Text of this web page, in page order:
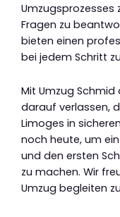
Umzugsprozesses
Fragen zu
bieten einen
bei jedem Schritt
Mit Umzug
darauf verlassen,
Limoges in
noch heute, um
und den ersten
zu machen. Wir
Umzug begleiten